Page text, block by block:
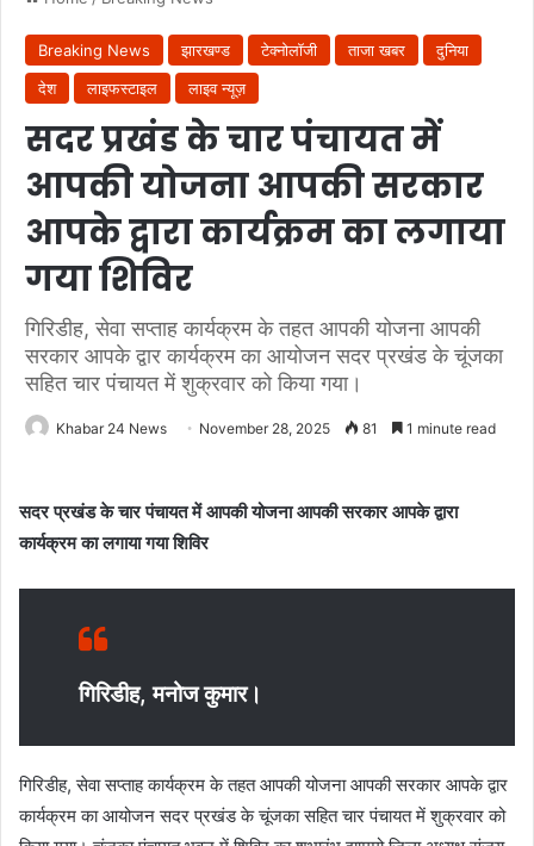
Breaking News झारखण्ड टेक्नोलॉजी ताजा खबर
दुनिया
देश
लाइफस्टाइल लाइव न्यूज़
सदर प्रखंड के चार पंचायत में
आपकी योजना आपकी सरकार
आपके द्वारा कार्यक्रम का लगाया
गया शिविर
गिरिडीह, सेवा सप्ताह कार्यक्रम के तहत आपकी योजना आपकी
सरकार आपके द्वार कार्यक्रम का आयोजन सदर प्रखंड के चूंजका
सहित चार पंचायत में शुक्रवार को किया गया।
Khabar 24 News November 28, 2025 81 1 minute read
सदर प्रखंड के चार पंचायत में आपकी योजना आपकी सरकार आपके द्वारा
कार्यक्रम का लगाया गया शिविर
गिरिडीह, मनोज कुमार।
गिरिडीह, सेवा सप्ताह कार्यक्रम के तहत आपकी योजना आपकी सरकार आपके द्वार
कार्यक्रम का आयोजन सदर प्रखंड के चूंजका सहित चार पंचायत में शुक्रवार को